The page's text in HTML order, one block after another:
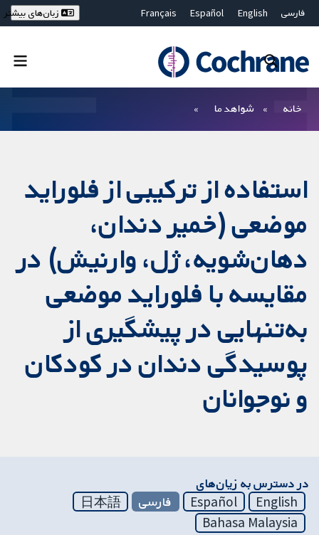
فارسی English
Español
Français
Bahasa Malaysia
ไทย
繁體中文
زبان‌های بیشتر
خانه شواهد ما
استفاده از ترکیبی از فلوراید
موضعی (خمیر دندان،
دهان‌شویه، ژل، وارنیش) در
مقایسه با فلوراید موضعی
به‌تنهایی در پیشگیری از
پوسیدگی دندان در کودکان
و نوجوانان
در دسترس به زیان‌های
English
Español فارسی
日本語
Bahasa Malaysia